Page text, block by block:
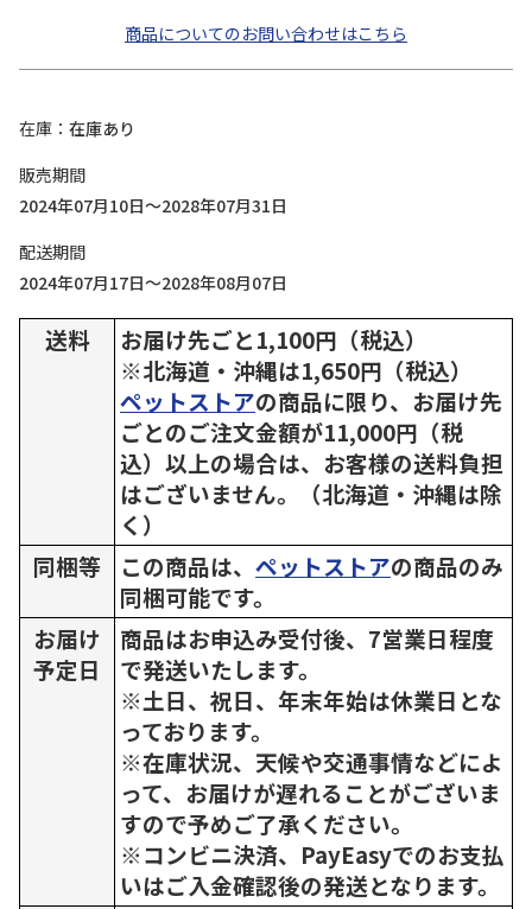
商品についてのお問い合わせはこちら
在庫
在庫あり
販売期間
2024年07月10日～2028年07月31日
配送期間
2024年07月17日～2028年08月07日
送料
お届け先ごと1,100円（税込）
※北海道・沖縄は1,650円（税込）
ペットストアの商品に限り、お届け先
ごとのご注文金額が11,000円（税
込）以上の場合は、お客様の送料負担
はございません。（北海道・沖縄は除
く）
同梱等
この商品は、 ペットストアの商品のみ
同梱可能です。
お届け
予定日
商品はお申込み受付後、7営業日程度
で発送いたします。
※土日、祝日、年末年始は休業日とな
っております。
※在庫状況、天候や交通事情などによ
って、お届けが遅れることがございま
すので予めご了承ください。
※コンビニ決済、PayEasyでのお支払
いはご入金確認後の発送となります。